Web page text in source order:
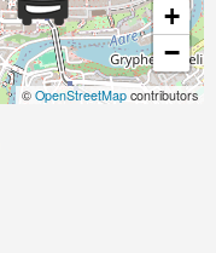
+
−
© OpenStreetMap contributors